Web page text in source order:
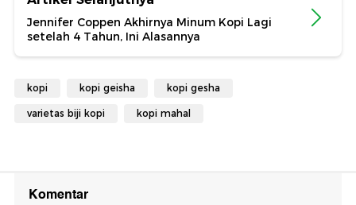
Jennifer Coppen Akhirnya Minum Kopi Lagi
setelah 4 Tahun, Ini Alasannya
kopi kopi geisha kopi gesha
varietas biji kopi kopi mahal
Komentar